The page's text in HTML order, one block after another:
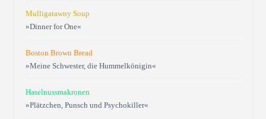
Mulligatawny Soup
»Dinner for One«
Boston Brown Bread
»Meine Schwester, die Hummelkönigin«
Haselnussmakronen
»Plätzchen, Punsch und Psychokiller«